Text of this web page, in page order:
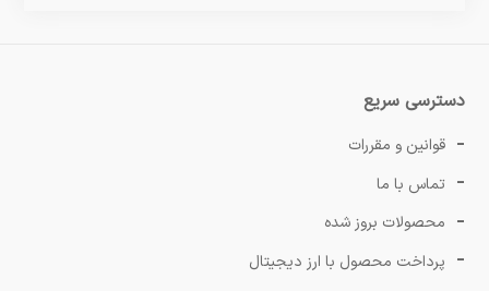
دسترسی سریع
قوانین و مقررات
تماس با ما
محصولات بروز شده
پرداخت محصول با ارز دیجیتال